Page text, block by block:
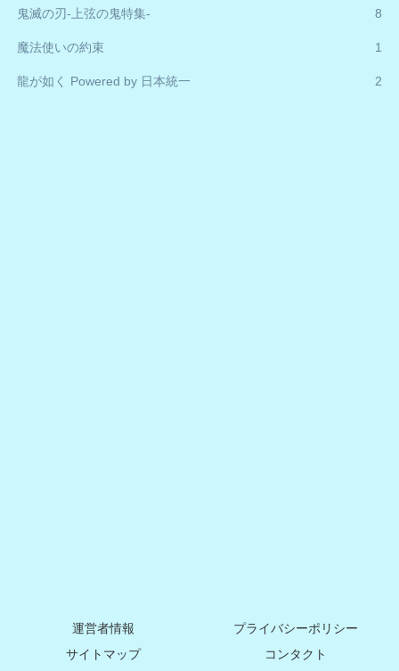
鬼滅の刃-上弦の鬼特集- 8
魔法使いの約束 1
龍が如く Powered by 日本統一 2
運営者情報
プライバシーポリシー
サイトマップ
コンタクト